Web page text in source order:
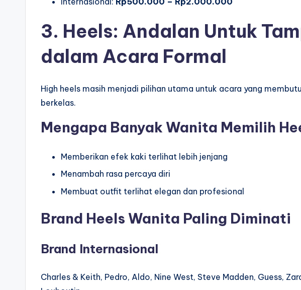
3. Heels: Andalan Untuk
dalam Acara Formal
High heels masih menjadi pilihan utama untuk acara yang
berkelas.
Mengapa Banyak Wanita Memilih
Memberikan efek kaki terlihat lebih jenjang
Menambah rasa percaya diri
Membuat outfit terlihat elegan dan profesional
Brand Heels Wanita Paling Diminati
Brand Internasional
Charles & Keith, Pedro, Aldo, Nine West, Steve Madden, Guess,